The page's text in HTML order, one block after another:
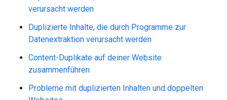
verursacht werden
Duplizierte Inhalte, die durch Programme zur
Datenextraktion verursacht werden
Content-Duplikate auf deiner Website
zusammenführen
Probleme mit duplizierten Inhalten und doppelten